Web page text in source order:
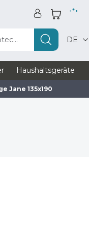
DE
Haushaltsgeräte
Jane 135x190